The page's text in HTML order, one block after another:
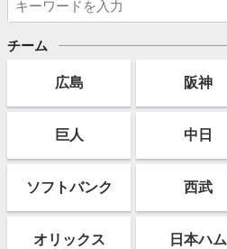
チーム
広島 阪神
巨人 中日
ソフトバンク 西武
オリックス 日本ハム